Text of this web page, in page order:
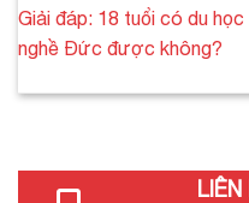
Giải đáp: 18 tuổi có du học
nghề Đức được không?